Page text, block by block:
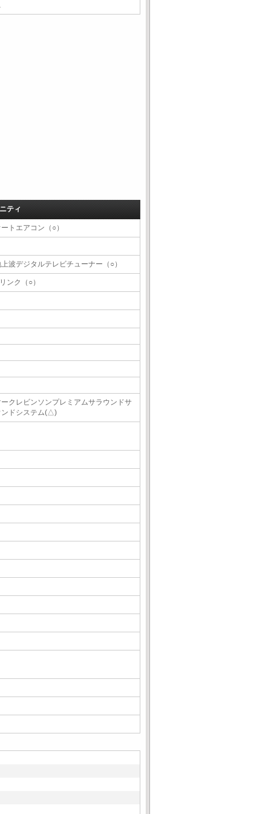
ティ
トエアコン（○）
波デジタルテレビチューナー（○）
ンク（○）
クレビンソンプレミアムサラウンドサ
ンドシステム(△)